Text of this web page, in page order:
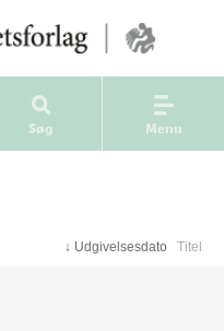
Søg Menu
↓ Udgivelsesdato Titel